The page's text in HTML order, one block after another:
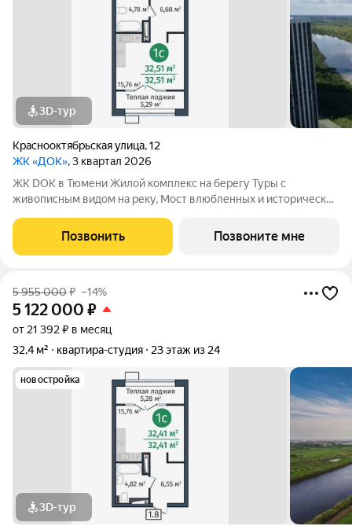
3D-тур
Краснооктябрьская улица,12
ЖК «ДОК», 3 квартал 2026
ЖК DOK в Тюмени Жилой комплекс на берегу Туры с
живописным видом на реку, Мост влюбленных и исторический
принципиально новой организацией общественных зон. Три
лепестка здания сходятся в большое
Позвонить Позвоните мне
5 955 000₽ –14%
5 122 000 ₽
от 21 392 ₽ в месяц
32,4 м²
квартира-студия 23 этаж из 24
новостройка
3D-тур